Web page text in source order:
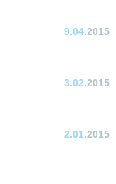
9.04.2015
3.02.2015
2.01.2015